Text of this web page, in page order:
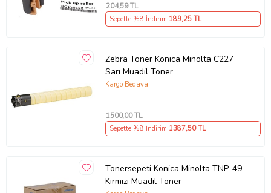
204,59 TL
Sepette %8 İndirim 189,25 TL
Zebra Toner Konica Minolta C227
Sarı Muadil Toner
Kargo Bedava
1500,00 TL
Sepette %8 İndirim 1387,50 TL
Tonersepeti Konica Minolta TNP-49
Kırmızı Muadil Toner